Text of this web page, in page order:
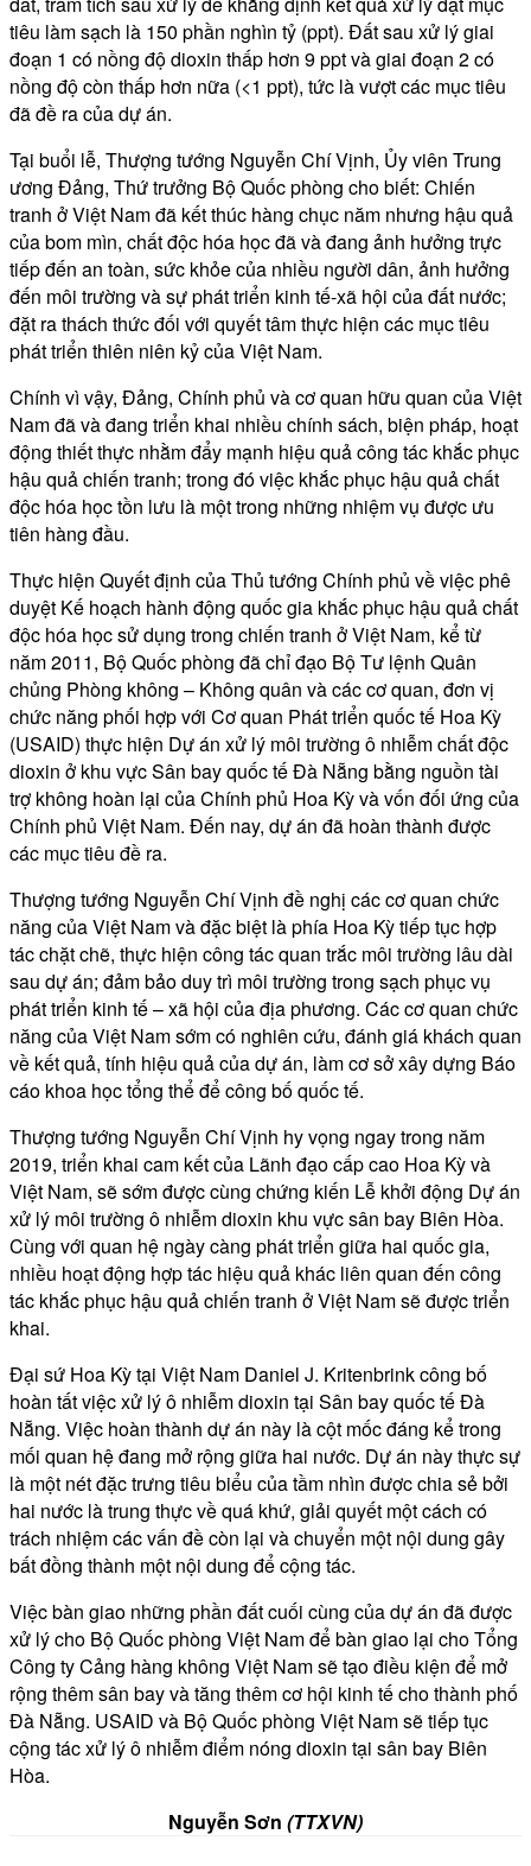
tiêu làm sạch là 150 phần nghìn tỷ (ppt). Đất sau xử lý giai
đoạn 1 có nồng độ dioxin thấp hơn 9 ppt và giai đoạn 2 có
nồng độ còn thấp hơn nữa (<1 ppt), tức là vượt các mục tiêu
đã đề ra của dự án.
Tại buổi lễ, Thượng tướng Nguyễn Chí Vịnh, Ủy viên Trung
ương Đảng, Thứ trưởng Bộ Quốc phòng cho biết: Chiến
tranh ở Việt Nam đã kết thúc hàng chục năm nhưng hậu quả
của bom mìn, chất độc hóa học đã và đang ảnh hưởng trực
tiếp đến an toàn, sức khỏe của nhiều người dân, ảnh hưởng
đến môi trường và sự phát triển kinh tế-xã hội của đất nước;
đặt ra thách thức đối với quyết tâm thực hiện các mục tiêu
phát triển thiên niên kỷ của Việt Nam.
Chính vì vậy, Đảng, Chính phủ và cơ quan hữu quan của Việt
Nam đã và đang triển khai nhiều chính sách, biện pháp, hoạt
động thiết thực nhằm đẩy mạnh hiệu quả công tác khắc phục
hậu quả chiến tranh; trong đó việc khắc phục hậu quả chất
độc hóa học tồn lưu là một trong những nhiệm vụ được ưu
tiên hàng đầu.
Thực hiện Quyết định của Thủ tướng Chính phủ về việc phê
duyệt Kế hoạch hành động quốc gia khắc phục hậu quả chất
độc hóa học sử dụng trong chiến tranh ở Việt Nam, kể từ
năm 2011, Bộ Quốc phòng đã chỉ đạo Bộ Tư lệnh Quân
chủng Phòng không – Không quân và các cơ quan, đơn vị
chức năng phối hợp với Cơ quan Phát triển quốc tế Hoa Kỳ
(USAID) thực hiện Dự án xử lý môi trường ô nhiễm chất độc
dioxin ở khu vực Sân bay quốc tế Đà Nẵng bằng nguồn tài
trợ không hoàn lại của Chính phủ Hoa Kỳ và vốn đối ứng của
Chính phủ Việt Nam. Đến nay, dự án đã hoàn thành được
các mục tiêu đề ra.
Thượng tướng Nguyễn Chí Vịnh đề nghị các cơ quan chức
năng của Việt Nam và đặc biệt là phía Hoa Kỳ tiếp tục hợp
tác chặt chẽ, thực hiện công tác quan trắc môi trường lâu dài
sau dự án; đảm bảo duy trì môi trường trong sạch phục vụ
phát triển kinh tế – xã hội của địa phương. Các cơ quan chức
năng của Việt Nam sớm có nghiên cứu, đánh giá khách quan
về kết quả, tính hiệu quả của dự án, làm cơ sở xây dựng Báo
cáo khoa học tổng thể để công bố quốc tế.
Thượng tướng Nguyễn Chí Vịnh hy vọng ngay trong năm
2019, triển khai cam kết của Lãnh đạo cấp cao Hoa Kỳ và
Việt Nam, sẽ sớm được cùng chứng kiến Lễ khởi động Dự án
xử lý môi trường ô nhiễm dioxin khu vực sân bay Biên Hòa.
Cùng với quan hệ ngày càng phát triển giữa hai quốc gia,
nhiều hoạt động hợp tác hiệu quả khác liên quan đến công
tác khắc phục hậu quả chiến tranh ở Việt Nam sẽ được triển
khai.
Đại sứ Hoa Kỳ tại Việt Nam Daniel J. Kritenbrink công bố
hoàn tất việc xử lý ô nhiễm dioxin tại Sân bay quốc tế Đà
Nẵng. Việc hoàn thành dự án này là cột mốc đáng kể trong
mối quan hệ đang mở rộng giữa hai nước. Dự án này thực sự
là một nét đặc trưng tiêu biểu của tầm nhìn được chia sẻ bởi
hai nước là trung thực về quá khứ, giải quyết một cách có
trách nhiệm các vấn đề còn lại và chuyển một nội dung gây
bất đồng thành một nội dung để cộng tác.
Việc bàn giao những phần đất cuối cùng của dự án đã được
xử lý cho Bộ Quốc phòng Việt Nam để bàn giao lại cho Tổng
Công ty Cảng hàng không Việt Nam sẽ tạo điều kiện để mở
rộng thêm sân bay và tăng thêm cơ hội kinh tế cho thành phố
Đà Nẵng. USAID và Bộ Quốc phòng Việt Nam sẽ tiếp tục
cộng tác xử lý ô nhiễm điểm nóng dioxin tại sân bay Biên
Hòa.
Nguyễn Sơn (TTXVN)